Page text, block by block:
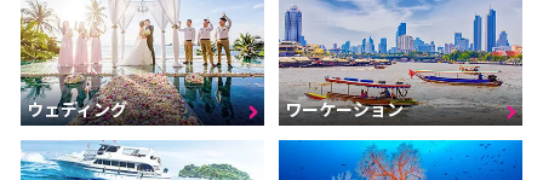
ウェディング ワーケーション